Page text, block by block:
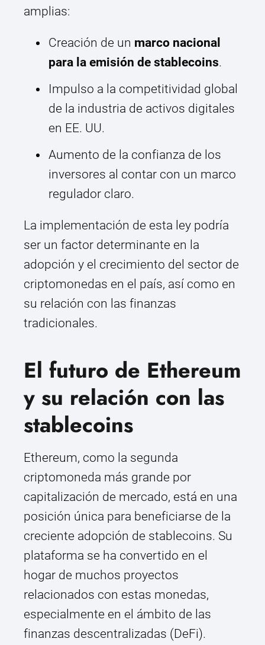
amplias:
Creación de un marco nacional
para la emisión de stablecoins.
Impulso a la competitividad global
de la industria de activos digitales
en EE. UU.
Aumento de la confianza de los
inversores al contar con un marco
regulador claro.
La implementación de esta ley podría
ser un factor determinante en la
adopción y el crecimiento del sector de
criptomonedas en el país, así como en
su relación con las finanzas
tradicionales.
El futuro de Ethereum
y su relación con las
stablecoins
Ethereum, como la segunda
criptomoneda más grande por
capitalización de mercado, está en una
posición única para beneficiarse de la
creciente adopción de stablecoins. Su
plataforma se ha convertido en el
hogar de muchos proyectos
relacionados con estas monedas,
especialmente en el ámbito de las
finanzas descentralizadas (DeFi).